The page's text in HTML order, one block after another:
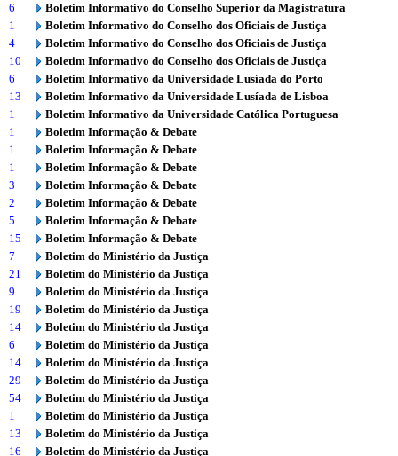
6
Boletim Informativo do Conselho Superior da Magistratura
1
Boletim Informativo do Conselho dos Oficiais de Justiça
4
Boletim Informativo do Conselho dos Oficiais de Justiça
10
Boletim Informativo do Conselho dos Oficiais de Justiça
6
Boletim Informativo da Universidade Lusíada do Porto
13
Boletim Informativo da Universidade Lusíada de Lisboa
1
Boletim Informativo da Universidade Católica Portuguesa
1
Boletim Informação & Debate
1
Boletim Informação & Debate
1
Boletim Informação & Debate
3
Boletim Informação & Debate
2
Boletim Informação & Debate
5
Boletim Informação & Debate
15
Boletim Informação & Debate
7
Boletim do Ministério da Justiça
21
Boletim do Ministério da Justiça
9
Boletim do Ministério da Justiça
19
Boletim do Ministério da Justiça
14
Boletim do Ministério da Justiça
6
Boletim do Ministério da Justiça
14
Boletim do Ministério da Justiça
29
Boletim do Ministério da Justiça
54
Boletim do Ministério da Justiça
1
Boletim do Ministério da Justiça
13
Boletim do Ministério da Justiça
16
Boletim do Ministério da Justiça